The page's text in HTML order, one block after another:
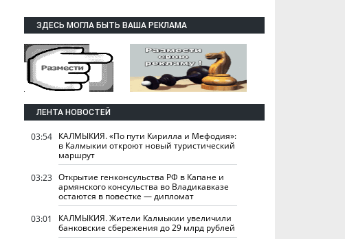
ЗДЕСЬ МОГЛА БЫТЬ ВАША РЕКЛАМА
ЛЕНТА НОВОСТЕЙ
03:54 КАЛМЫКИЯ. «По пути Кирилла и Мефодия»:
в Калмыкии откроют новый туристический
маршрут
03:23 Открытие генконсульства РФ в Капане и
армянского консульства во Владикавказе
остаются в повестке — дипломат
03:01
КАЛМЫКИЯ. Жители Калмыкии увеличили
банковские сбережения до 29 млрд рублей